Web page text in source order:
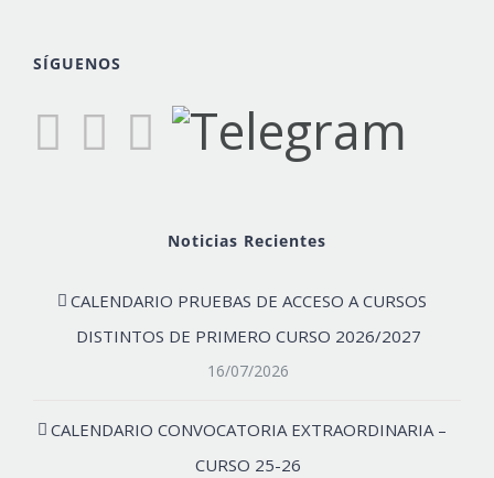
SÍGUENOS
Noticias Recientes
CALENDARIO PRUEBAS DE ACCESO A CURSOS
DISTINTOS DE PRIMERO CURSO 2026/2027
16/07/2026
CALENDARIO CONVOCATORIA EXTRAORDINARIA –
CURSO 25-26